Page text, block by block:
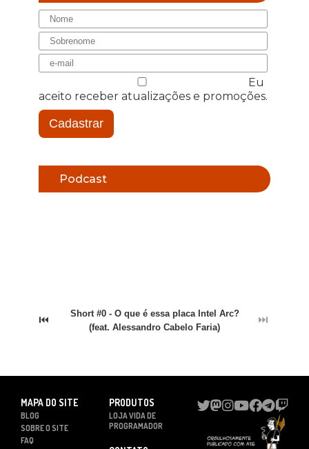
Eu
aceito receber atualizações e promoções.
Cadastrar
Podcast
⏮
Short #0 - O que é essa placa Intel Arc?
(feat. Alessandro Cabelo Faria)
⏭
MAPA DO SITE
BLOG
SOBRE O SITE
FAQ
PRODUTOS
LOJA VIDA DE
PROGRAMADOR